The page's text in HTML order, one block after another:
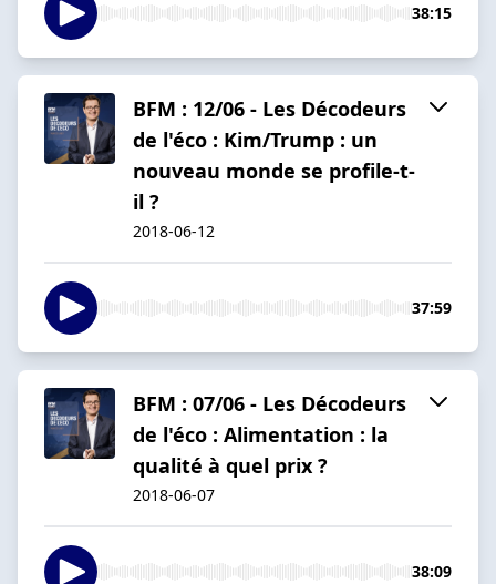
38:15
BFM : 12/06 - Les Décodeurs
de l'éco : Kim/Trump : un
nouveau monde se profile-t-
il ?
2018-06-12
37:59
BFM : 07/06 - Les Décodeurs
de l'éco : Alimentation : la
qualité à quel prix ?
2018-06-07
38:09